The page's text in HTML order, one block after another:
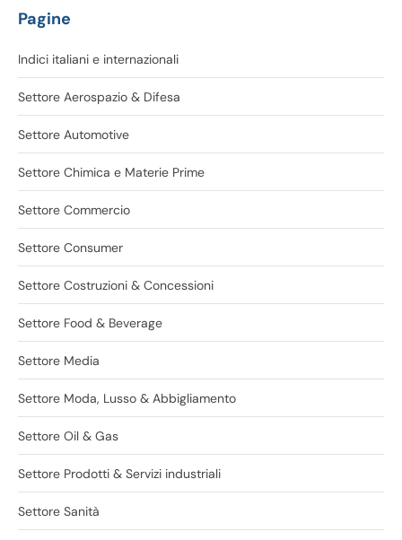
Pagine
Indici italiani e internazionali
Settore Aerospazio & Difesa
Settore Automotive
Settore Chimica e Materie Prime
Settore Commercio
Settore Consumer
Settore Costruzioni & Concessioni
Settore Food & Beverage
Settore Media
Settore Moda, Lusso & Abbigliamento
Settore Oil & Gas
Settore Prodotti & Servizi industriali
Settore Sanità